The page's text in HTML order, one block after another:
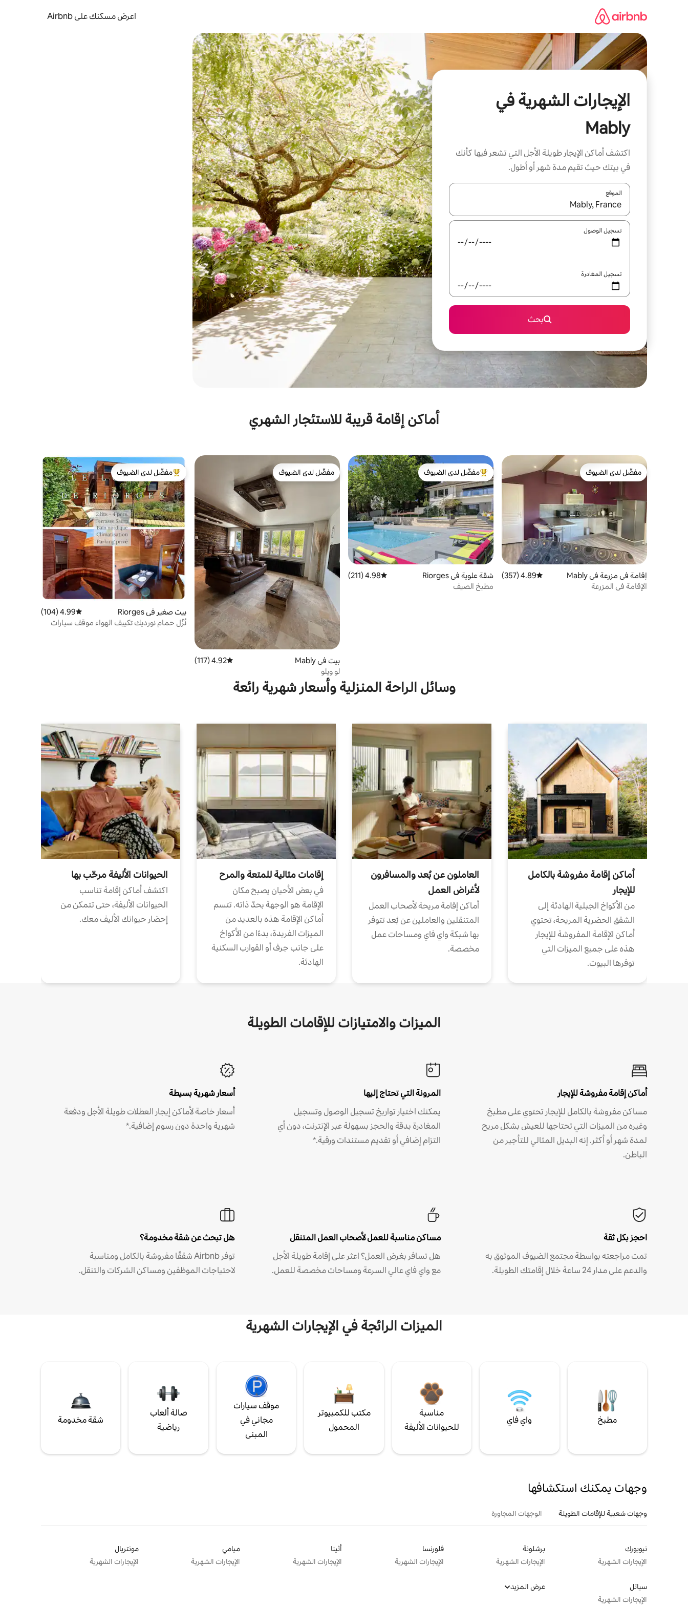
اعرض مسكنك على Airbnb
الإيجارات الشهرية في
Mably
اكتشف أماكن الإيجار طويلة الأجل التي تشعر فيها كأنك
في بيتك حيث تقيم مدة شهر أو أطول.
الموقع
عند توفر النتائج، انتقل باستخدام السهمين لأعلى ولأسفل أو استكشف عن طريق اللمس أو السحب.
تسجيل الوصول
تسجيل المغادرة
بحث
أماكن إقامة قريبة للاستئجار الشهري
مفضّل لدى الضيوف
مفضّل لدى الضيوف
إقامة في مزرعة في Mably متوسط التقييم 4.89 من 5، 357 مراجعات
4.89 (357)
الإقامة في المزرعة
من أبرز البيوت المفضّلة لدى الضيوف
مفضّل لدى الضيوف
شقة علوية في Riorges متوسط التقييم 4.98 من 5، 211 مراجعات
4.98 (211)
مطبخ الصيف
مفضّل لدى الضيوف
مفضّل لدى الضيوف
بيت في Mably متوسط التقييم 4.92 من 5، 117 مراجعات
4.92 (117)
لو ويلو
من أبرز البيوت المفضّلة لدى الضيوف
مفضّل لدى الضيوف
بيت صغير في Riorges متوسط التقييم 4.99 من 5، 104 مراجعات
4.99 (104)
نُزُل حمام نورديك تكييف الهواء موقف سيارات
وسائل الراحة المنزلية وأسعار شهرية رائعة
أماكن إقامة مفروشة بالكامل
للإيجار
من الأكواخ الجبلية الهادئة إلى
الشقق الحضرية المريحة، تحتوي
أماكن الإقامة المفروشة للإيجار
هذه على جميع الميزات التي
توفرها البيوت.
العاملون عن بُعد والمسافرون
لأغراض العمل
أماكن إقامة مريحة لأصحاب العمل
المتنقلين والعاملين عن بُعد تتوفر
بها شبكة واي فاي ومساحات عمل
مخصصة.
إقامات مثالية للمتعة والمرح
في بعض الأحيان يصبح مكان
الإقامة هو الوجهة بحدّ ذاته. تتسم
أماكن الإقامة هذه بالعديد من
الميزات الفريدة، بدءًا من الأكواخ
على جانب جرف أو القوارب السكنية
الهادئة.
الحيوانات الأليفة مرحّب بها
اكتشف أماكن إقامة تناسب
الحيوانات الأليفة، حتى تتمكن من
إحضار حيوانك الأليف معك.
الميزات والامتيازات للإقامات الطويلة
أماكن إقامة مفروشة للإيجار
مساكن مفروشة بالكامل للإيجار تحتوي على مطبخ
وغيره من الميزات التي تحتاجها للعيش بشكل مريح
لمدة شهر أو أكثر. إنه البديل المثالي للتأجير من
الباطن.
المرونة التي تحتاج إليها
يمكنك اختيار تواريخ تسجيل الوصول وتسجيل
المغادرة بدقة والحجز بسهولة عبر الإنترنت، دون أي
التزام إضافي أو تقديم مستندات ورقية.*
أسعار شهرية بسيطة
أسعار خاصة لأماكن إيجار العطلات طويلة الأجل ودفعة
شهرية واحدة دون رسوم إضافية.*
احجز بكل ثقة
تمت مراجعته بواسطة مجتمع الضيوف الموثوق به
والدعم على مدار 24 ساعة خلال إقامتك الطويلة.
مساكن مناسبة للعمل لأصحاب العمل المتنقل
هل تسافر بغرض العمل؟ اعثر على إقامة طويلة الأجل
مع واي فاي عالي السرعة ومساحات مخصصة للعمل.
هل تبحث عن شقة مخدومة؟
توفر Airbnb شققًا مفروشة بالكامل ومناسبة
لاحتياجات الموظفين ومساكن الشركات والتنقل.
الميزات الرائجة في الإيجارات الشهرية
مطبخ واي فاي
مناسبة
للحيوانات الأليفة
مكتب للكمبيوتر
المحمول
موقف سيارات
مجاني في
المبنى
صالة ألعاب
رياضية
شقة مخدومة
وجهات يمكنك استكشافها
وجهات شعبية للإقامات الطويلة الوجهات المجاورة
نيويورك
الإيجارات الشهرية
برشلونة
الإيجارات الشهرية
فلورنسا
الإيجارات الشهرية
أثينا
الإيجارات الشهرية
ميامي
الإيجارات الشهرية
مونتريال
الإيجارات الشهرية
سياتل
الإيجارات الشهرية
عرض المزيد